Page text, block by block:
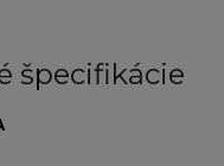
špecifikácie